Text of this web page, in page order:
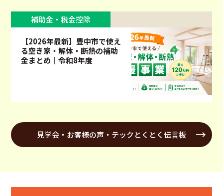
補助金・税金控除
【2026年最新】豊中市で使え
る空き家・解体・断熱の補助
金まとめ｜令和8年度
見学会・お客様の声・テックとくとく伝言板